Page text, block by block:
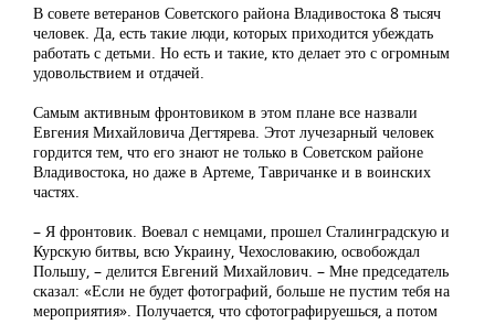
В совете ветеранов Советского района Владивостока 8 тысяч
человек. Да, есть такие люди, которых приходится убеждать
работать с детьми. Но есть и такие, кто делает это с огромным
удовольствием и отдачей.
Самым активным фронтовиком в этом плане все назвали
Евгения Михайловича Дегтярева. Этот лучезарный человек
гордится тем, что его знают не только в Советском районе
Владивостока, но даже в Артеме, Тавричанке и в воинских
частях.
– Я фронтовик. Воевал с немцами, прошел Сталинградскую и
Курскую битвы, всю Украину, Чехословакию, освобождал
Польшу, – делится Евгений Михайлович. – Мне председатель
сказал: «Если не будет фотографий, больше не пустим тебя на
мероприятия». Получается, что сфотографируешься, а потом